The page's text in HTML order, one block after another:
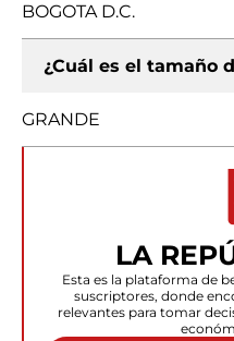
BOGOTA D.C.
¿Cuál es el tamaño
GRANDE
LA
Esta es la plataforma de
suscriptores, donde
relevantes para tomar